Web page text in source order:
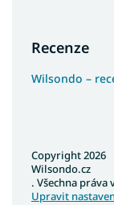
Recenze
Wilsondo –
Copyright 2026
Wilsondo.cz
. Všechna práva
Upravit